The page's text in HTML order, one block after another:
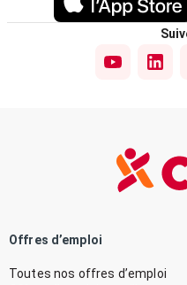
Offres d’emploi
Toutes nos offres d’emploi